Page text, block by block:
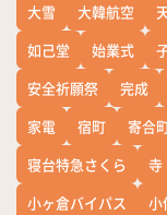
大雪
大韓航空
如己堂
始業式
安全祈願祭
完成
家電
宿町 寄合
寝台特急さくら
寺
小ヶ倉バイパス
小